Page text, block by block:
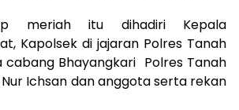
meriah itu dihadiri Kepala
Kapolsek di jajaran Polres Tanah
Bhayangkari Polres Tanah
Ichsan dan anggota serta rekan